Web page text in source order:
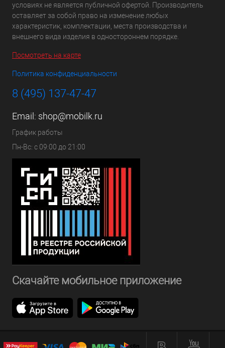
условиях не является публичной офертой. Производитель
оставляет за собой право на изменение любых
характеристик, комплектации, места производства и
внешнего вида изделия в одностороннем порядке.
Посмотреть на карте
Политика конфиденциальности
8 (495) 137-47-47
Email: shop@mobilk.ru
График работы
Пн-Вс: с 09:00 до 21:00
Скачайте мобильное приложение